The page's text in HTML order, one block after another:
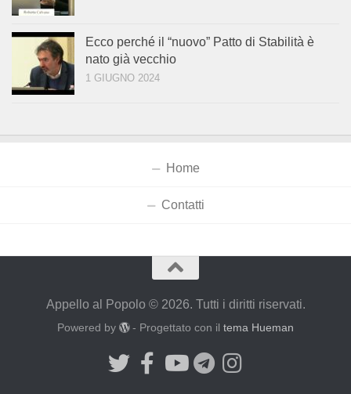
Ecco perché il “nuovo” Patto di Stabilità è
nato già vecchio
1 GIUGNO 2024
Home
Contatti
Appello al Popolo © 2026. Tutti i diritti riservati.
Powered by - Progettato con iltema Hueman